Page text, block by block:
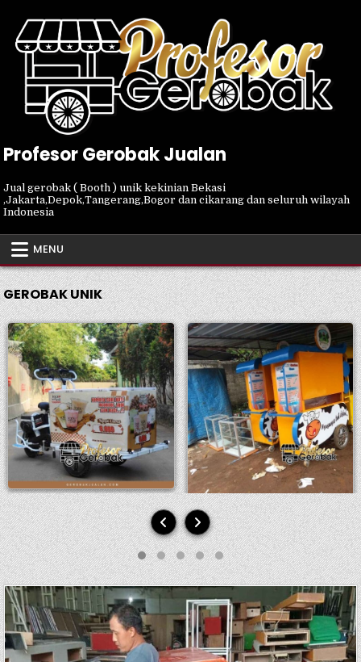
content
Profesor Gerobak Jualan
Jual gerobak ( Booth ) unik kekinian Bekasi
,Jakarta,Depok,Tangerang,Bogor dan cikarang dan seluruh wilayah
Indonesia
MENU
GEROBAK UNIK